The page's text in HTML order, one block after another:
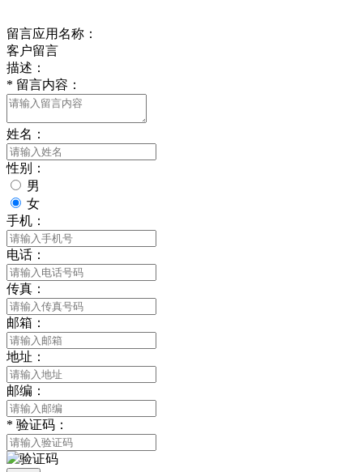
留言应用名称：
客户留言
描述：
* 留言内容：
姓名：
性别：
男
女
手机：
电话：
传真：
邮箱：
地址：
邮编：
* 验证码：